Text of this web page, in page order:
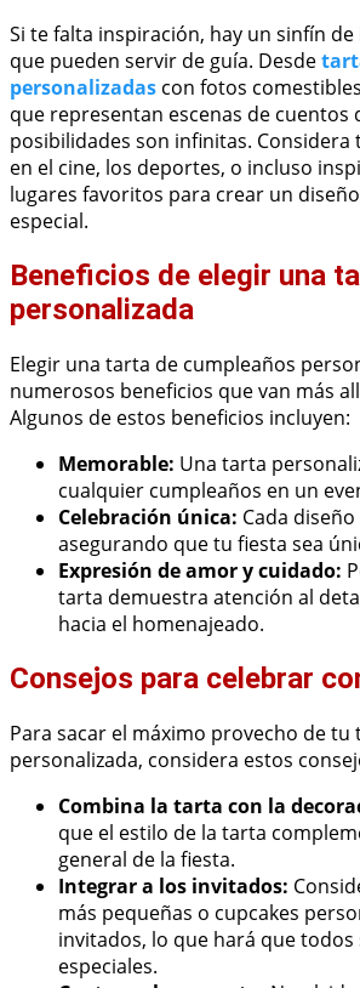
Si te falta inspiración, hay un sinfín de
que pueden servir de guía. Desde
personalizadas con fotos
que representan escenas de cuentos
posibilidades son infinitas. Considera
en el cine, los deportes, o incluso
lugares favoritos para crear un
especial.
Beneficios de elegir una
personalizada
Elegir una tarta de cumpleaños
numerosos beneficios que van más
Algunos de estos beneficios incluyen:
Memorable: Una tarta
cualquier cumpleaños en un
Celebración única: Cada
asegurando que tu fiesta sea
Expresión de amor y cuidado:
tarta demuestra atención al
hacia el homenajeado.
Consejos para celebrar
Para sacar el máximo provecho de tu
personalizada, considera estos
Combina la tarta con la
que el estilo de la tarta
general de la fiesta.
Integrar a los invitados:
más pequeñas o cupcakes
invitados, lo que hará que todos
especiales.